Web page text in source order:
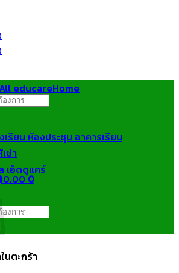
0.000
นตะกร้า
Home
รียน ห้องประชุม อาคารเรียน
ช่า
เอ็ดดูแคร์